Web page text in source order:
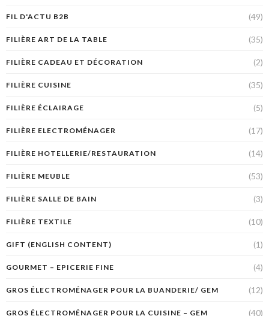
FIL D'ACTU B2B (49)
FILIÈRE ART DE LA TABLE (35)
FILIÈRE CADEAU ET DÉCORATION (2)
FILIÈRE CUISINE (35)
FILIÈRE ÉCLAIRAGE (5)
FILIÈRE ELECTROMÉNAGER (17)
FILIÈRE HOTELLERIE/RESTAURATION (14)
FILIÈRE MEUBLE (53)
FILIÈRE SALLE DE BAIN (3)
FILIÈRE TEXTILE (10)
GIFT (ENGLISH CONTENT) (1)
GOURMET – EPICERIE FINE (4)
GROS ÉLECTROMÉNAGER POUR LA BUANDERIE/ GEM (12)
GROS ÉLECTROMÉNAGER POUR LA CUISINE – GEM (40)